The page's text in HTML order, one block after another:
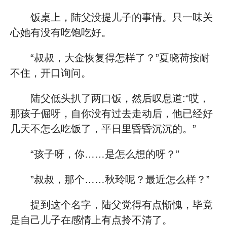
饭桌上，陆父没提儿子的事情。只一味关
心她有没有吃饱吃好。
“叔叔，大金恢复得怎样了？”夏晓荷按耐
不住，开口询问。
陆父低头扒了两口饭，然后叹息道:“哎，
那孩子倔呀，自你没有过去走动后，他已经好
几天不怎么吃饭了，平日里昏昏沉沉的。”
“孩子呀，你……是怎么想的呀？”
”叔叔，那个……秋玲呢？最近怎么样？”
提到这个名字，陆父觉得有点惭愧，毕竟
是自己儿子在感情上有点拎不清了。